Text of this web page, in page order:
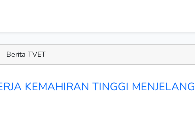
Berita TVET
KEMAHIRAN TINGGI MENJELANG